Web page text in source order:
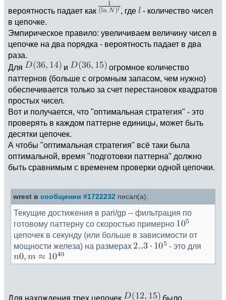
вероятность падает как
, где
- количество чисел
в цепочке.
Эмпирическое правило: увеличиваем величину чисел в
цепочке на два порядка - вероятность падает в два
раза.
Для
и
огромное количество
паттернов (больше с огромным запасом, чем нужно)
обеспечивается только за счет перестановок квадратов
простых чисел.
Вот и получается, что "оптимальная стратегия" - это
проверять в каждом паттерне единицы, может быть
десятки цепочек.
А чтобы "оптимальная стратегия" всё таки была
оптимальной, время "подготовки паттерна" должно
быть сравнимым с временем проверки одной цепочки.
wrest в сообщении #1722232 писал(а):
Текущие достижения в pari/gp -- фильтрация по
готовому паттерну со скоростью примерно
цепочек в секунду (или больше в зависимости от
мощности железа) на размерах
- это для
Для нахождения трех цепочек
было